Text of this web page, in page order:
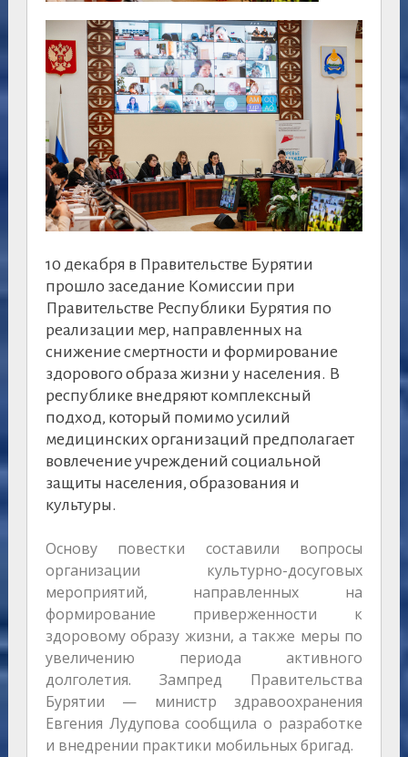
10 декабря в Правительстве Бурятии
прошло заседание Комиссии при
Правительстве Республики Бурятия по
реализации мер, направленных на
снижение смертности и формирование
здорового образа жизни у населения. В
республике внедряют комплексный
подход, который помимо усилий
медицинских организаций предполагает
вовлечение учреждений социальной
защиты населения, образования и
культуры.
Основу повестки составили вопросы
организации культурно-досуговых
мероприятий, направленных на
формирование приверженности к
здоровому образу жизни, а также меры по
увеличению периода активного
долголетия. Зампред Правительства
Бурятии — министр здравоохранения
Евгения Лудупова сообщила о разработке
и внедрении практики мобильных бригад.